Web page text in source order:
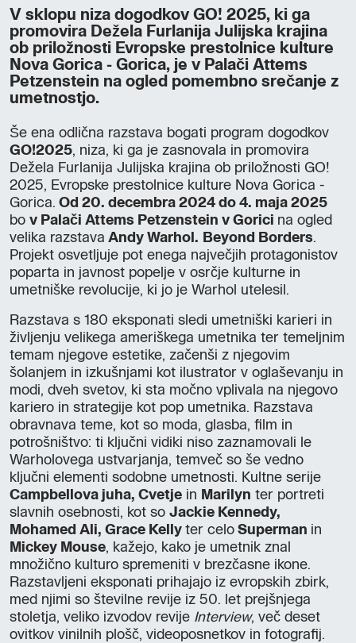
V sklopu niza dogodkov GO! 2025, ki ga
promovira Dežela Furlanija Julijska krajina
ob priložnosti Evropske prestolnice kulture
Nova Gorica - Gorica, je v Palači Attems
Petzenstein na ogled pomembno srečanje z
umetnostjo.
Še ena odlična razstava bogati program dogodkov
GO!2025, niza, ki ga je zasnovala in promovira
Dežela Furlanija Julijska krajina ob priložnosti GO!
2025, Evropske prestolnice kulture Nova Gorica -
Gorica. Od 20. decembra 2024 do 4. maja 2025
bo v Palači Attems Petzenstein v Gorici na ogled
velika razstava Andy Warhol. Beyond Borders.
Projekt osvetljuje pot enega največjih protagonistov
poparta in javnost popelje v osrčje kulturne in
umetniške revolucije, ki jo je Warhol utelesil.
Razstava s 180 eksponati sledi umetniški karieri in
življenju velikega ameriškega umetnika ter temeljnim
temam njegove estetike, začenši z njegovim
šolanjem in izkušnjami kot ilustrator v oglaševanju in
modi, dveh svetov, ki sta močno vplivala na njegovo
kariero in strategije kot pop umetnika. Razstava
obravnava teme, kot so moda, glasba, film in
potrošništvo: ti ključni vidiki niso zaznamovali le
Warholovega ustvarjanja, temveč so še vedno
ključni elementi sodobne umetnosti. Kultne serije
Campbellova juha, Cvetje in Marilyn ter portreti
slavnih osebnosti, kot so Jackie Kennedy,
Mohamed Ali, Grace Kelly ter celo Superman in
Mickey Mouse, kažejo, kako je umetnik znal
množično kulturo spremeniti v brezčasne ikone.
Razstavljeni eksponati prihajajo iz evropskih zbirk,
med njimi so številne revije iz 50. let prejšnjega
stoletja, veliko izvodov revije Interview, več deset
ovitkov vinilnih plošč, videoposnetkov in fotografij.